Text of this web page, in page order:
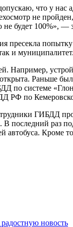
что у
не
не будет 100%», —
и
Например,
открыта.
системе
РФ по
ГИБДД
последний раз
автобуса. Кроме